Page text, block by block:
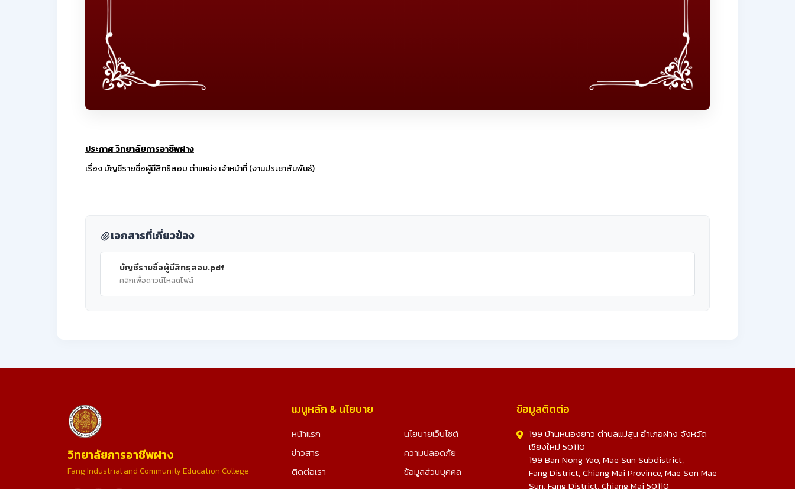
ประกาศ วิทยาลัยการอาชีพฝาง
เรื่อง บัญชีรายชื่อผู้มีสิทธิสอบ ตำแหน่ง เจ้าหน้าที่ (งานประชาสัมพันธ์)
เอกสารที่เกี่ยวข้อง
บัญชีรายชื่อผู้มีสิทธฺสอบ.pdf
คลิกเพื่อดาวน์โหลดไฟล์
วิทยาลัยการอาชีพฝาง
Fang Industrial and Community Education College
เมนูหลัก & นโยบาย
หน้าแรก
ข่าวสาร
ติดต่อเรา
นโยบายเว็บไซต์
ความปลอดภัย
ข้อมูลส่วนบุคคล
ข้อมูลติดต่อ
199 บ้านหนองยาว ตำบลแม่สูน อำเภอฝาง จังหวัด
เชียงใหม่ 50110
199 Ban Nong Yao, Mae Sun Subdistrict,
Fang District, Chiang Mai Province, Mae Son Mae
Sun, Fang District, Chiang Mai 50110